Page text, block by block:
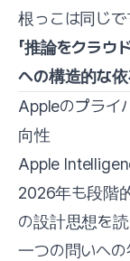
根っこは同じで
「推論をクラウ
への構造的な
Appleのプライ
向性
Apple
2026年も段階
の設計思想を
一つの問いへの